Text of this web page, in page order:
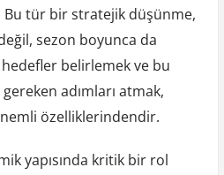
Bu tür bir stratejik düşünme,
sezon boyunca da
belirlemek ve bu
adımları atmak,
özelliklerindendir.
yapısında kritik bir rol